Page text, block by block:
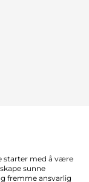
starter med å være
sunne
fremme ansvarlig